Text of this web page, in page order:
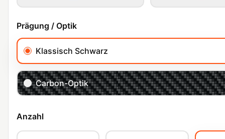
Prägung / Optik
Klassisch Schwarz
Carbon-Optik
Anzahl